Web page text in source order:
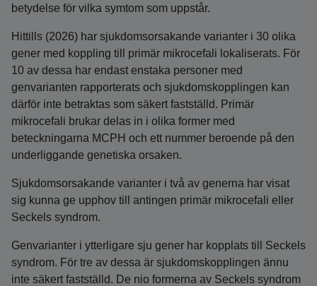
betydelse för vilka symtom som uppstår.
Hittills (2026) har sjukdomsorsakande varianter i 30 olika
gener med koppling till primär mikrocefali lokaliserats. För
10 av dessa har endast enstaka personer med
genvarianten rapporterats och sjukdomskopplingen kan
därför inte betraktas som säkert fastställd. Primär
mikrocefali brukar delas in i olika former med
beteckningarna MCPH och ett nummer beroende på den
underliggande genetiska orsaken.
Sjukdomsorsakande varianter i två av generna har visat
sig kunna ge upphov till antingen primär mikrocefali eller
Seckels syndrom.
Genvarianter i ytterligare sju gener har kopplats till Seckels
syndrom. För tre av dessa är sjukdomskopplingen ännu
inte säkert fastställd. De nio formerna av Seckels syndrom